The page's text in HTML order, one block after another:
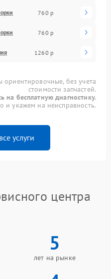
760 р
760 р
1260 р
ориентировочные, без учета
стоимости запчастей.
на бесплатную диагностику.
и укажем на неисправность.
услуги
центра
5
лет на рынке